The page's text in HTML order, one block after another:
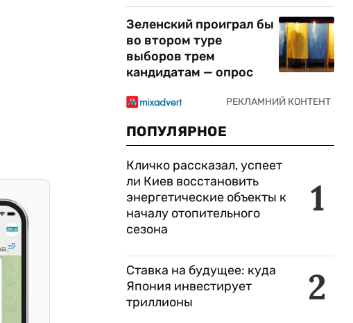
Зеленский проиграл бы
во втором туре
выборов трем
кандидатам — опрос
ПОПУЛЯРНОЕ
1
Кличко рассказал, успеет
ли Киев восстановить
энергетические объекты к
началу отопительного
сезона
2
Ставка на будущее: куда
Япония инвестирует
триллионы